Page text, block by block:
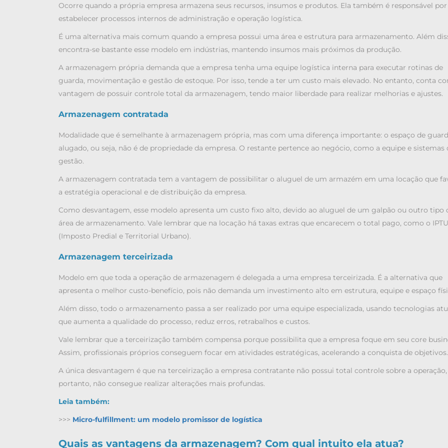
Ocorre quando a própria empresa armazena seus recursos, insumos e produtos. Ela também é responsável por
estabelecer processos internos de administração e operação logística.
É uma alternativa mais comum quando a empresa possui uma área e estrutura para armazenamento. Além
encontra-se bastante esse modelo em indústrias, mantendo insumos mais próximos da produção.
A armazenagem própria demanda que a empresa tenha uma equipe logística interna para executar rotinas de
guarda, movimentação e gestão de estoque. Por isso, tende a ter um custo mais elevado. No entanto, conta
vantagem de possuir controle total da armazenagem, tendo maior liberdade para realizar melhorias e ajustes.
Armazenagem contratada
Modalidade que é semelhante à armazenagem própria, mas com uma diferença importante: o espaço de
alugado, ou seja, não é de propriedade da empresa. O restante pertence ao negócio, como a equipe e sistemas
gestão.
A armazenagem contratada tem a vantagem de possibilitar o aluguel de um armazém em uma locação que
a estratégia operacional e de distribuição da empresa.
Como desvantagem, esse modelo apresenta um custo fixo alto, devido ao aluguel de um galpão ou outro tipo
área de armazenamento. Vale lembrar que na locação há taxas extras que encarecem o total pago, como o IPTU
(Imposto Predial e Territorial Urbano).
Armazenagem terceirizada
Modelo em que toda a operação de armazenagem é delegada a uma empresa terceirizada. É a alternativa que
apresenta o melhor custo-benefício, pois não demanda um investimento alto em estrutura, equipe e espaço
Além disso, todo o armazenamento passa a ser realizado por uma equipe especializada, usando tecnologias
que aumenta a qualidade do processo, reduz erros, retrabalhos e custos.
Vale lembrar que a terceirização também compensa porque possibilita que a empresa foque em seu core
Assim, profissionais próprios conseguem focar em atividades estratégicas, acelerando a conquista de objetivos.
A única desvantagem é que na terceirização a empresa contratante não possui total controle sobre a operação,
portanto, não consegue realizar alterações mais profundas.
Leia também:
>>> Micro-fulfillment: um modelo promissor de logística
Quais as vantagens da armazenagem? Com qual intuito ela atua?